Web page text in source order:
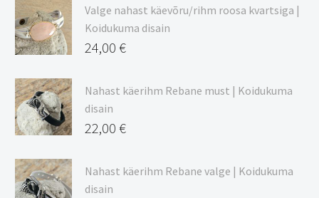
Valge nahast käevõru/rihm roosa kvartsiga |
Koidukuma disain
24,00 €
Nahast käerihm Rebane must | Koidukuma
disain
22,00 €
Nahast käerihm Rebane valge | Koidukuma
disain